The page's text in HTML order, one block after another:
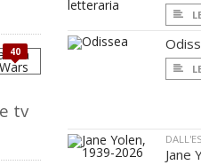
40
tv
Jane